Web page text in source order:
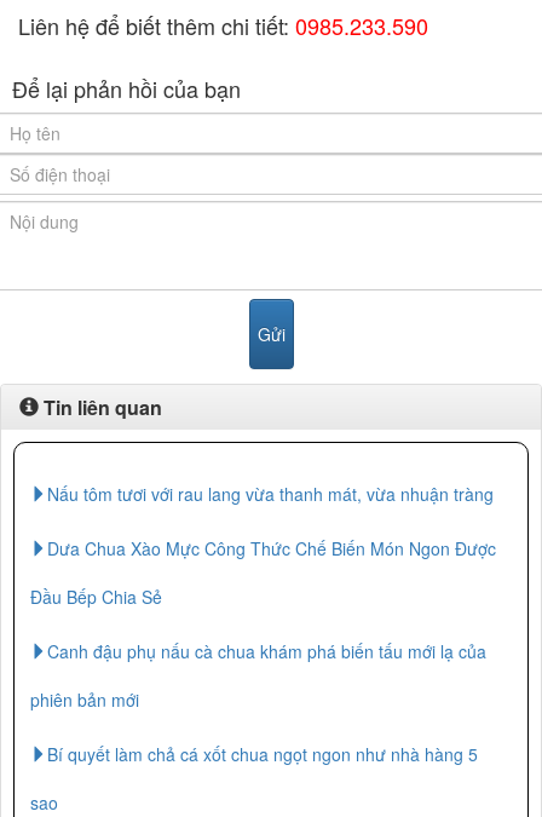
Liên hệ để biết thêm chi tiết: 0985.233.590
Để lại phản hồi của bạn
Tin liên quan
Nấu tôm tươi với rau lang vừa thanh mát, vừa nhuận tràng
Dưa Chua Xào Mực Công Thức Chế Biến Món Ngon Được
Đầu Bếp Chia Sẻ
Canh đậu phụ nấu cà chua khám phá biến tấu mới lạ của
phiên bản mới
Bí quyết làm chả cá xốt chua ngọt ngon như nhà hàng 5
sao